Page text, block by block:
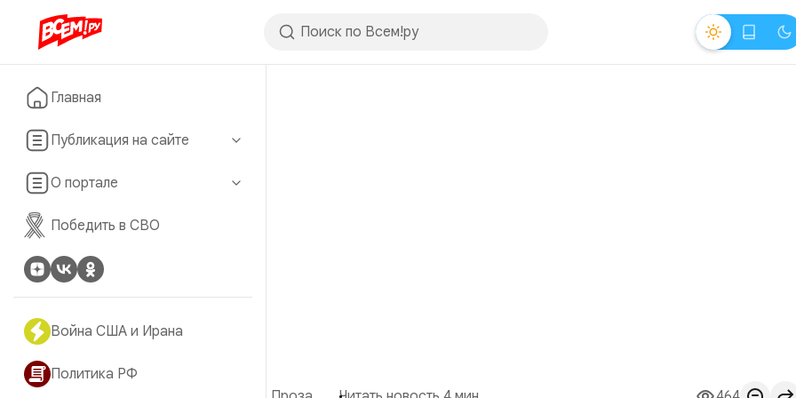
Главная
Публикация на сайте
О портале
Победить в СВО
Война США и Ирана
Политика РФ